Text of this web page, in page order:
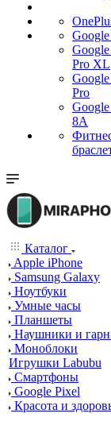
Pro XL
Pro
8A
Каталог
Apple iPhone
Samsung Galaxy
Ноутбуки
Умные часы
Планшеты
Наушники и
Моноблоки
Игрушки Labubu
Смартфоны
Google Pixel
Красота и